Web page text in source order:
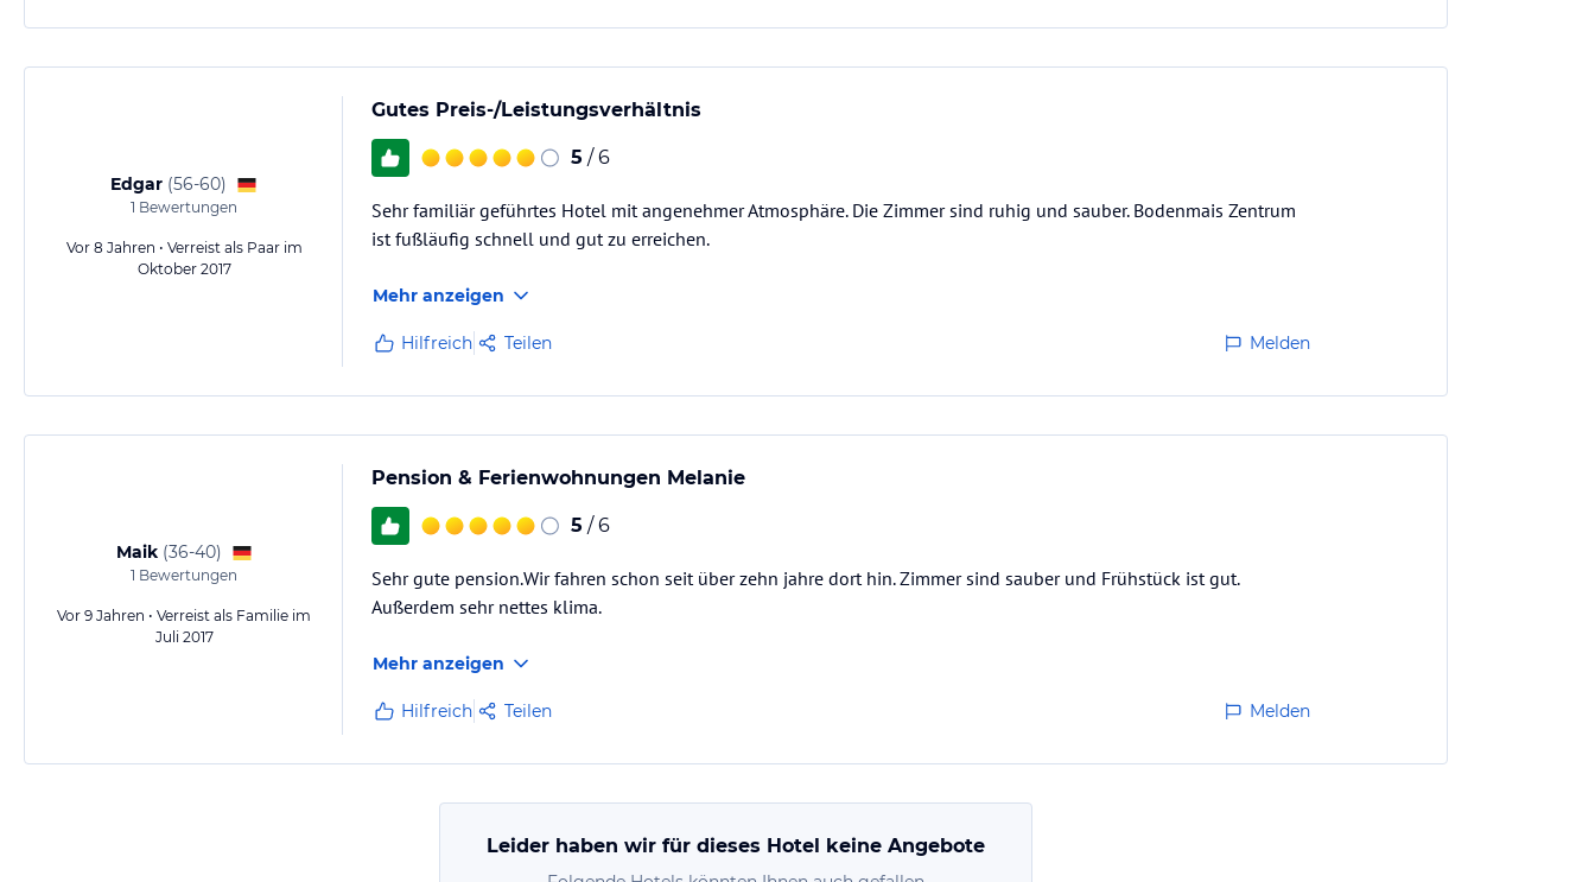
Edgar (56-60)
1 Bewertungen
Vor 8 Jahren • Verreist als Paar im
Oktober 2017
Gutes Preis-/Leistungsverhältnis
5 / 6
Sehr familiär geführtes Hotel mit angenehmer Atmosphäre. Die Zimmer sind ruhig und sauber. Bodenmais Zentrum
ist fußläufig schnell und gut zu erreichen.
Mehr anzeigen
Hilfreich Teilen Melden
Maik (36-40)
1 Bewertungen
Vor 9 Jahren • Verreist als Familie im
Juli 2017
Pension & Ferienwohnungen Melanie
5 / 6
Sehr gute pension.Wir fahren schon seit über zehn jahre dort hin. Zimmer sind sauber und Frühstück ist gut.
Außerdem sehr nettes klima.
Mehr anzeigen
Hilfreich Teilen Melden
Leider haben wir für dieses Hotel keine Angebote